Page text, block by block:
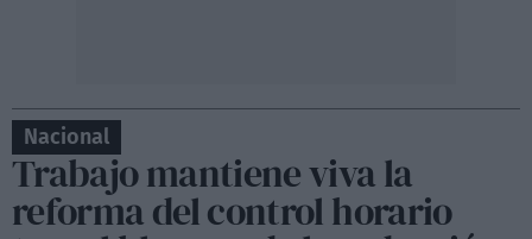
Nacional
Trabajo mantiene viva la
reforma del control horario